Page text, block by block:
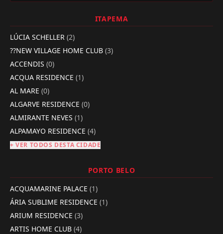
ITAPEMA
LÚCIA SCHELLER (2)
??NEW VILLAGE HOME CLUB (3)
ACCENDIS (0)
ACQUA RESIDENCE (1)
AL MARE (0)
ALGARVE RESIDENCE (0)
ALMIRANTE NEVES (1)
ALPAMAYO RESIDENCE (4)
+ VER TODOS DESTA CIDADE
PORTO BELO
ACQUAMARINE PALACE (1)
ÁRIA SUBLIME RESIDENCE (1)
ARIUM RESIDENCE (3)
ARTIS HOME CLUB (4)